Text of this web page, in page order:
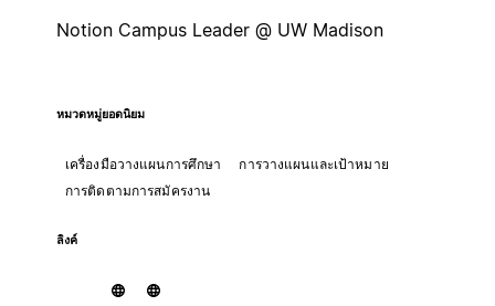
Notion Campus Leader @ UW Madison
หมวดหมู่ยอดนิยม
เครื่องมือวางแผนการศึกษา
การวางแผนและเป้าหมาย
การติดตามการสมัครงาน
ลิงค์